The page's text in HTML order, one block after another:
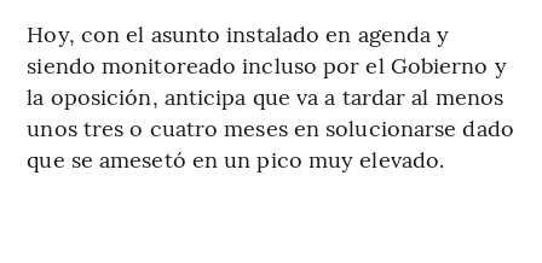
Hoy, con el asunto instalado en agenda y
siendo monitoreado incluso por el Gobierno y
la oposición, anticipa que va a tardar al menos
unos tres o cuatro meses en solucionarse dado
que se amesetó en un pico muy elevado.